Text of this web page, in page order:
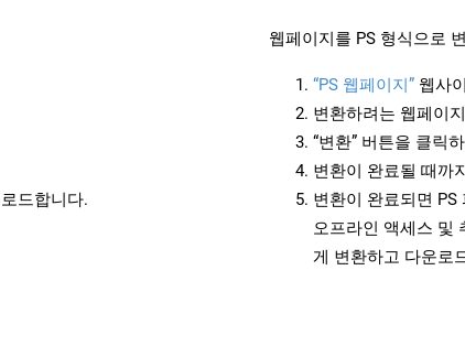
드합니다.
웹페이지를 PS 형식으로
“PS 웹페이지” 웹사
변환하려는 웹페이
“변환” 버튼을 클릭
변환이 완료될 때까
변환이 완료되면
오프라인 액세스 및
게 변환하고 다운로